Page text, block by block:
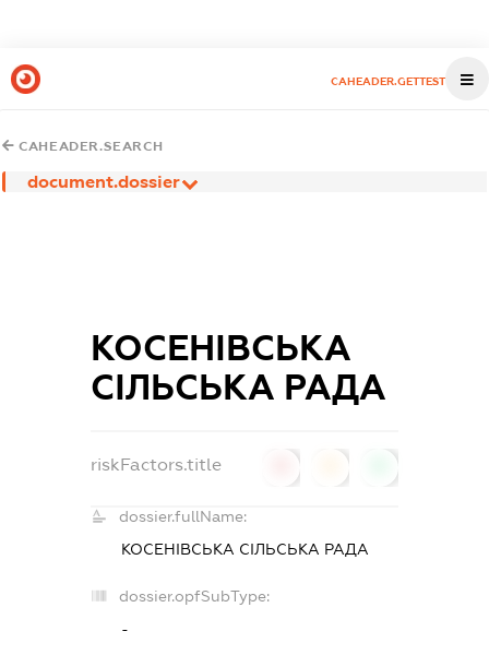
CAHEADER.GETTEST
CAHEADER.SEARCH
document.dossier
КОСЕНІВСЬКА
СІЛЬСЬКА РАДА
riskFactors.title
dossier.fullName:
КОСЕНІВСЬКА СІЛЬСЬКА РАДА
dossier.opfSubType:
-